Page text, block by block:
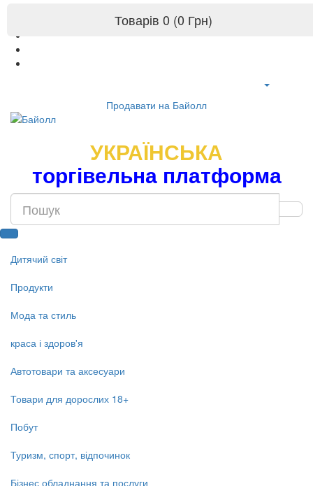
Продавати на Байолл
УКРАЇНСЬКА
торгівельна платформа
Товарів 0 (0 Грн)
Дитячий світ
Продукти
Мода та стиль
краса і здоров'я
Автотовари та аксесуари
Товари для дорослих 18+
Побут
Туризм, спорт, відпочинок
Бізнес обладнання та послуги